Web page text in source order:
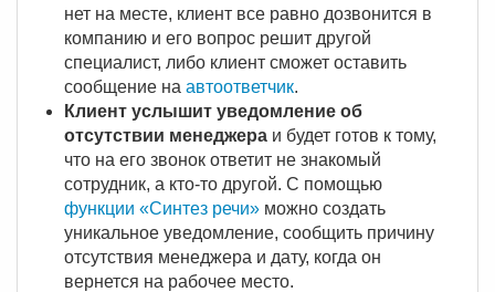
нет на месте, клиент все равно дозвонится в
компанию и его вопрос решит другой
специалист, либо клиент сможет оставить
сообщение на автоответчик.
Клиент услышит уведомление об
отсутствии менеджера и будет готов к тому,
что на его звонок ответит не знакомый
сотрудник, а кто-то другой. С помощью
функции «Синтез речи» можно создать
уникальное уведомление, сообщить причину
отсутствия менеджера и дату, когда он
вернется на рабочее место.